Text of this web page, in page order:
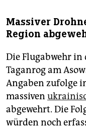
Massiver
Region
Die Flugabwehr in
Taganrog am
Angaben zufolge
massiven
abgewehrt. Die
würden noch